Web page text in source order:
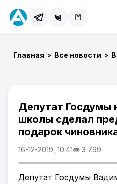
Главная » Все новости »
Депутат Госдумы
школы сделал
подарок
16-12-2019, 10:41👁 3 769
Депутат Госдумы